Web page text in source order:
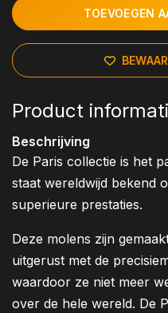
TOEVOEGEN
Product
Beschrijving
De Paris collectie is het
staat wereldwijd bekend
superieure prestaties.
Deze molens zijn
uitgerust met de
waardoor ze niet meer
over de hele wereld. De